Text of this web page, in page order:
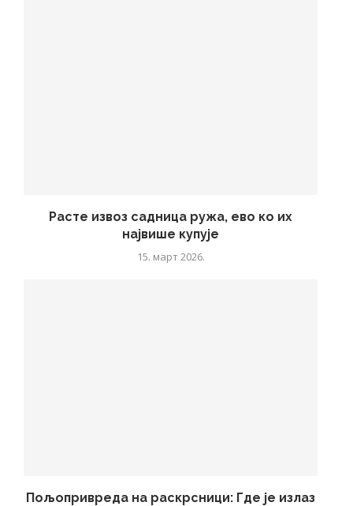
Расте извоз садница ружа, ево ко их
највише купује
15. март 2026.
Пољопривреда на раскрсници: Где је излаз